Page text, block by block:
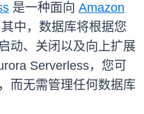
是一种面向 Amazon
中，数据库将根据您
动、关闭以及向上扩展
Serverless，您可
而无需管理任何数据库